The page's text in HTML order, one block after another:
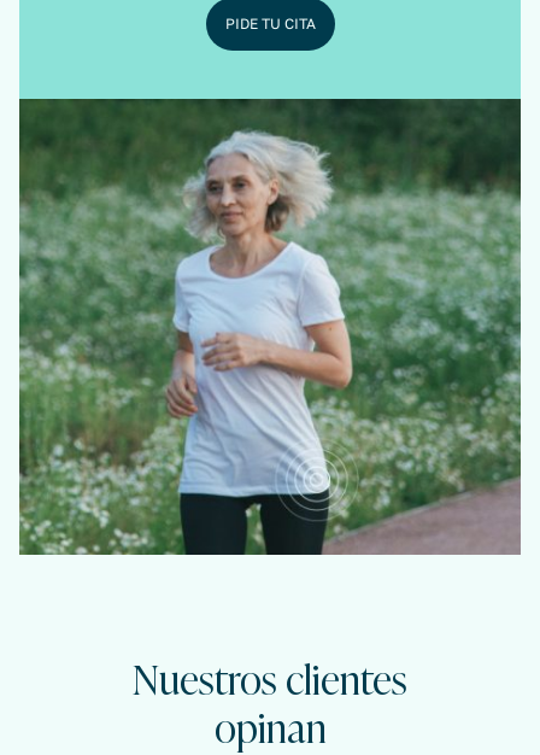
PIDE TU CITA
Nuestros clientes
opinan